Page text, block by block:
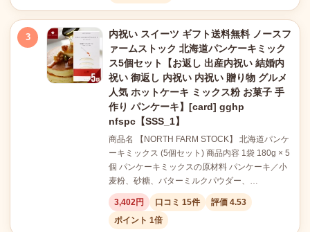
3
内祝い スイーツ ギフト送料無料 ノースフ
ァームストック 北海道パンケーキミック
ス5個セット【お返し 出産内祝い 結婚内
祝い 御返し 内祝い 内祝い 贈り物 グルメ
人気 ホットケーキ ミックス粉 お菓子 手
作り パンケーキ】[card] gghp
nfspc【SSS_1】
商品名 【NORTH FARM STOCK】 北海道パンケ
ーキミックス (5個セット) 商品内容 1袋 180g × 5
個 パンケーキミックスの原材料 パンケーキ／小
麦粉、砂糖、バターミルクパウダー、…
3,402円 口コミ 15件
評価 4.53
ポイント 1倍